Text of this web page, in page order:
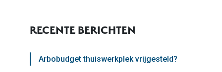
RECENTE BERICHTEN
Arbobudget thuiswerkplek vrijgesteld?